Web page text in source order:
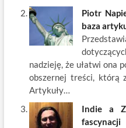
Piotr
baza
nadzieję, że ułatwi ona
obszernej treści, którą
Artykuły…
Indie a
fascynacji